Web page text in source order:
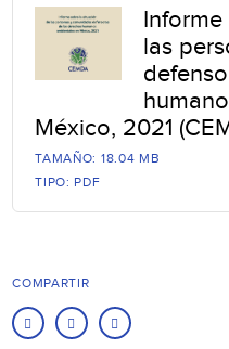
las
México, 2021
TAMAÑO: 18.04 MB
TIPO: PDF
COMPARTIR